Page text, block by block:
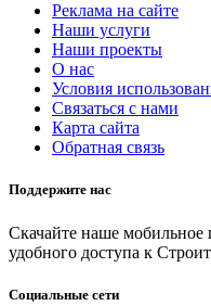
Реклама на сайте
Наши услуги
Наши проекты
О нас
Условия
Связаться с нами
Карта сайта
Обратная связь
Поддержите нас
Скачайте наше мобильное
удобного доступа к
Социальные сети